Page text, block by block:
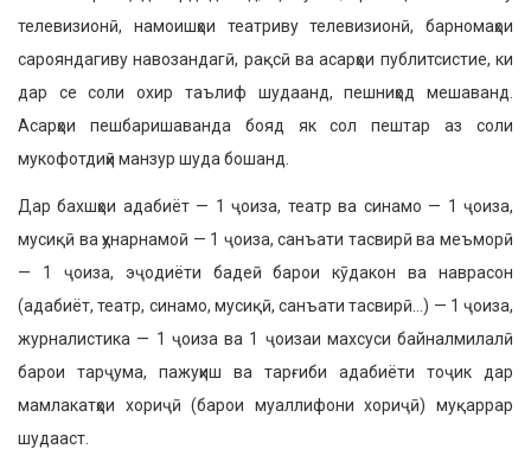
телевизионӣ, намоишҳои театриву телевизионӣ, барномаҳои
сарояндагиву навозандагӣ, рақсӣ ва асарҳои публитсистие, ки
дар се соли охир таълиф шудаанд, пешниҳод мешаванд.
Асарҳои пешбаришаванда бояд як сол пештар аз соли
мукофотдиҳӣ манзур шуда бошанд.
Дар бахшҳои адабиёт — 1 ҷоиза, театр ва синамо — 1 ҷоиза,
мусиқӣ ва ҳунарнамоӣ — 1 ҷоиза, санъати тасвирӣ ва меъморӣ
— 1 ҷоиза, эҷодиёти бадеӣ барои кӯдакон ва наврасон
(адабиёт, театр, синамо, мусиқӣ, санъати тасвирӣ…) — 1 ҷоиза,
журналистика — 1 ҷоиза ва 1 ҷоизаи махсуси байналмилалӣ
барои тарҷума, пажуҳиш ва тарғиби адабиёти тоҷик дар
мамлакатҳои хориҷӣ (барои муаллифони хориҷӣ) муқаррар
шудааст.